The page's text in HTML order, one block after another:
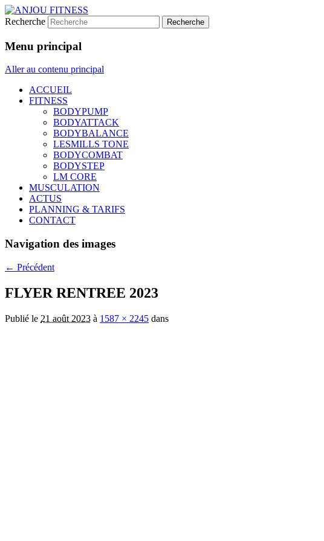
ANJOU FITNESS
Club LES MILLS
Recherche
Menu principal
Aller au contenu principal
ACCUEIL
FITNESS
BODYPUMP
BODYATTACK
BODYBALANCE
LESMILLS TONE
BODYCOMBAT
BODYSTEP
LM CORE
MUSCULATION
ACTUS
PLANNING & TARIFS
CONTACT
Navigation des images
← Précédent
FLYER RENTREE 2023
Publié le 21 août 2023 à 1587 × 2245 dans